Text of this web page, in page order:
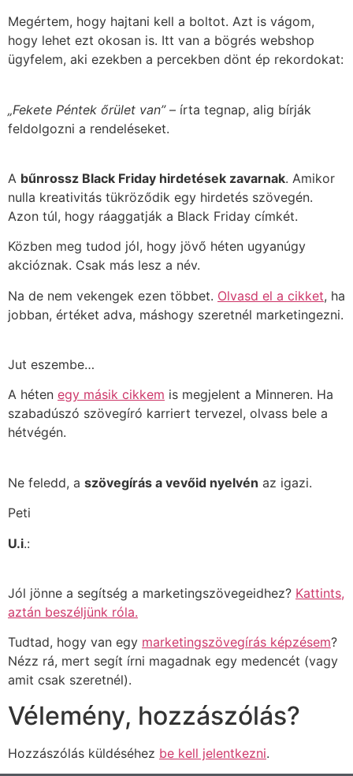
Megértem, hogy hajtani kell a boltot. Azt is vágom,
hogy lehet ezt okosan is. Itt van a bögrés webshop
ügyfelem, aki ezekben a percekben dönt ép rekordokat:
„Fekete Péntek őrület van”– írta tegnap, alig bírják
feldolgozni a rendeléseket.
A bűnrossz Black Friday hirdetések zavarnak. Amikor
nulla kreativitás tükröződik egy hirdetés szövegén.
Azon túl, hogy ráaggatják a Black Friday címkét.
Közben meg tudod jól, hogy jövő héten ugyanúgy
akcióznak. Csak más lesz a név.
Na de nem vekengek ezen többet. Olvasd el a cikket, ha
jobban, értéket adva, máshogy szeretnél marketingezni.
Jut eszembe…
A héten egy másik cikkem is megjelent a Minneren. Ha
szabadúszó szövegíró karriert tervezel, olvass bele a
hétvégén.
Ne feledd, a szövegírás a vevőid nyelvén az igazi.
Peti
U.i.:
Jól jönne a segítség a marketingszövegeidhez? Kattints,
aztán beszéljünk róla.
Tudtad, hogy van egy marketingszövegírás képzésem?
Nézz rá, mert segít írni magadnak egy medencét (vagy
amit csak szeretnél).
Vélemény, hozzászólás?
Hozzászólás küldéséhez be kell jelentkezni.